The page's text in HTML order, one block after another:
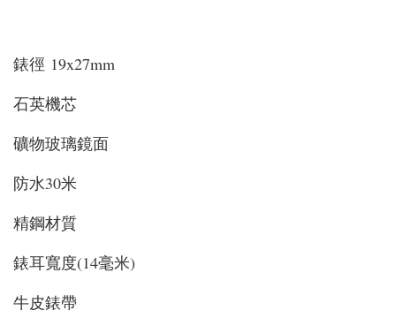
錶徑 19x27mm
石英機芯
礦物玻璃鏡面
防水30米
精鋼材質
錶耳寬度(14毫米)
牛皮錶帶